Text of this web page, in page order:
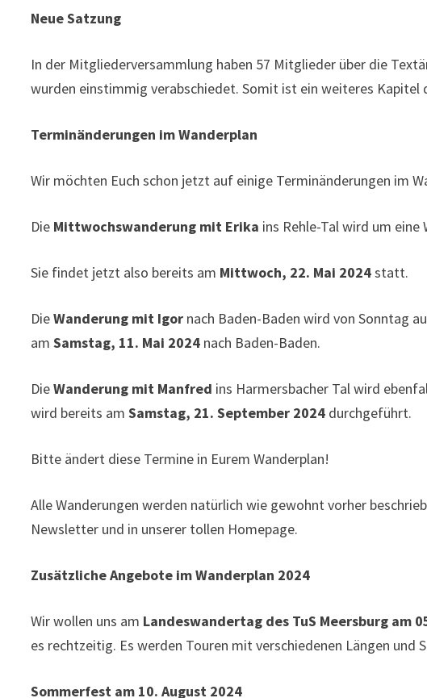
Neue Satzung
In der Mitgliederversammlung haben 57 Mitglieder über die
wurden einstimmig verabschiedet. Somit ist ein weiteres Kapitel
Terminänderungen im Wanderplan
Wir möchten Euch schon jetzt auf einige Terminänderungen im
Die Mittwochswanderung mit Erika ins Rehle-Tal wird um eine
Sie findet jetzt also bereits am Mittwoch, 22. Mai 2024statt.
DieWanderung mit Igor nach Baden-Baden wird von Sonntag
amSamstag, 11. Mai 2024 nach Baden-Baden.
DieWanderung mit Manfred ins Harmersbacher Tal wird
wird bereits amSamstag, 21. September 2024 durchgeführt.
Bitte ändert diese Termine in Eurem Wanderplan!
Alle Wanderungen werden natürlich wie gewohnt vorher
Newsletter und in unserer tollen Homepage.
Zusätzliche Angebote im Wanderplan 2024
Wir wollen uns am Landeswandertag des TuS Meersburg am
es rechtzeitig. Es werden Touren mit verschiedenen Längen und
Sommerfest am 10. August 2024